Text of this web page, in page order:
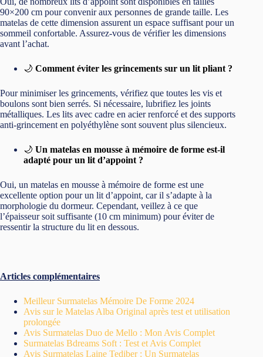
Articles complémentaires
Meilleur Surmatelas Mémoire De Forme 2024
prolongée
Avis Surmatelas Duo de Mello : Mon Avis Complet
Surmatelas Bdreams Soft : Test et Avis Complet
Avis Surmatelas Laine Tediber : Un Surmatelas
Saisonnière